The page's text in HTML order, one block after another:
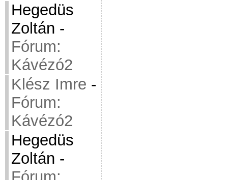
Hegedüs
Zoltán -
Fórum:
Kávézó2
Klész Imre -
Fórum:
Kávézó2
Hegedüs
Zoltán -